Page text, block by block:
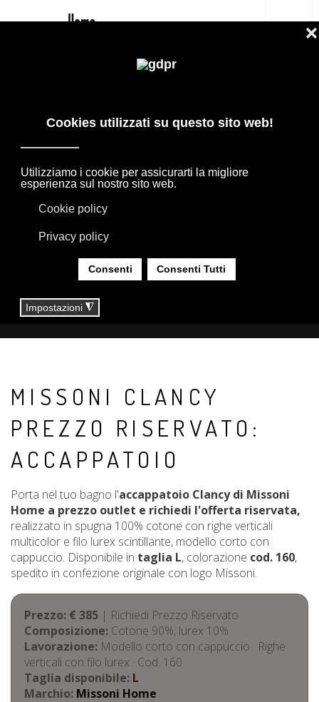
RISERVATO: ACCAPPATOIO
FLEXFORM, MOOOI. BIANCHERIA, TAPPETI E
LIMONTA. ILLUMINAZIONE DAVIDE GROPPI
OLUCE.
SEI QUI: HOME
MISSONI CLANCY
PREZZO RISERVATO:
ACCAPPATOIO
Porta nel tuo bagno l'accappatoio Clancy di Missoni
Home a prezzo outlet e richiedi l'offerta riservata,
realizzato in spugna 100% cotone con righe verticali
multicolor e filo lurex scintillante, modello corto con
cappuccio. Disponibile in taglia L, colorazione cod. 160,
spedito in confezione originale con logo Missoni.
Prezzo: € 385 | Richiedi Prezzo Riservato
Composizione: Cotone 90%, lurex 10%
Lavorazione: Modello corto con cappuccio · Righe
verticali con filo lurex · Cod. 160
Taglia disponibile: L
Marchio: Missoni Home